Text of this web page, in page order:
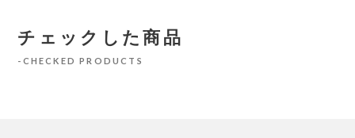
チェックした商品
CHECKED PRODUCTS